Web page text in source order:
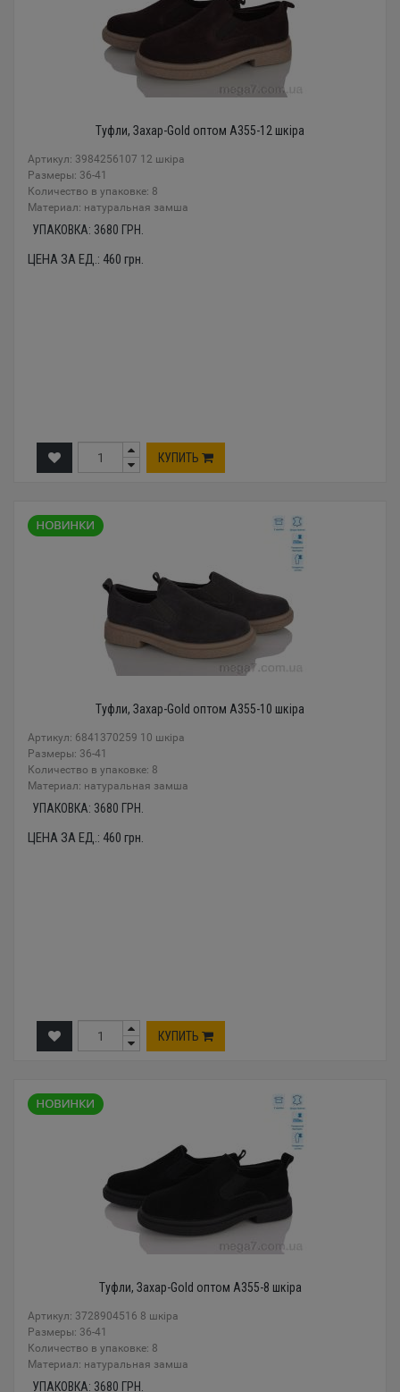
Туфли, Захар-Gold оптом A355-12 шкіра
Артикул: 3984256107 12 шкіра
Размеры: 36-41
Количество в упаковке: 8
Материал: натуральная замша
УПАКОВКА: 3680 ГРН.
ЦЕНА ЗА ЕД.: 460 грн.
КУПИТЬ
Туфли, Захар-Gold оптом A355-10 шкіра
Артикул: 6841370259 10 шкіра
Размеры: 36-41
Количество в упаковке: 8
Материал: натуральная замша
УПАКОВКА: 3680 ГРН.
ЦЕНА ЗА ЕД.: 460 грн.
КУПИТЬ
Туфли, Захар-Gold оптом A355-8 шкіра
Артикул: 3728904516 8 шкіра
Размеры: 36-41
Количество в упаковке: 8
Материал: натуральная замша
УПАКОВКА: 3680 ГРН.